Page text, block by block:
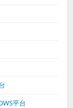
平台